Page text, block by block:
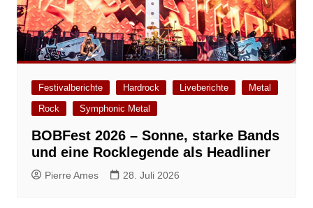
Festivalberichte Hardrock Liveberichte
Metal
Rock
Symphonic Metal
BOBFest 2026 – Sonne, starke Bands
und eine Rocklegende als Headliner
Pierre Ames 28. Juli 2026